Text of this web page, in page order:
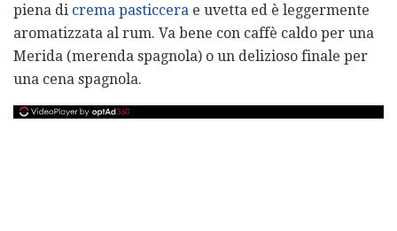
piena di crema pasticcera e uvetta ed è leggermente
aromatizzata al rum. Va bene con caffè caldo per una
Merida (merenda spagnola) o un delizioso finale per
una cena spagnola.